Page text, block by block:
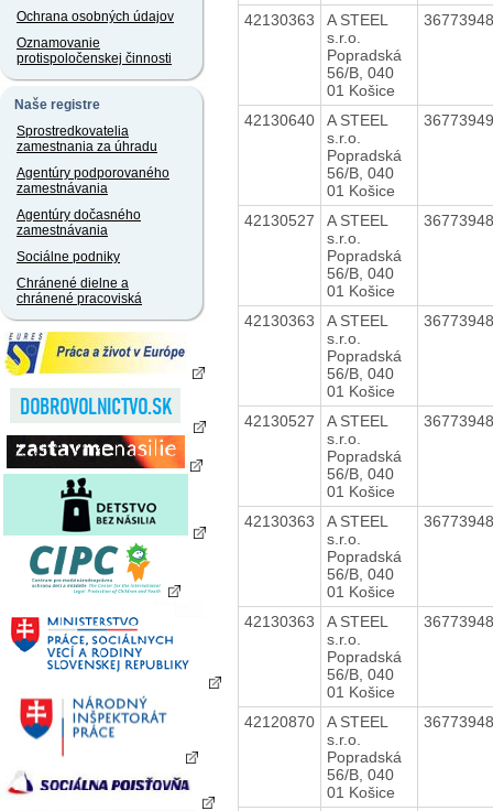
Ochrana osobných údajov
Oznamovanie
protispoločenskej činnosti
Naše registre
Sprostredkovatelia
zamestnania za úhradu
Agentúry podporovaného
zamestnávania
Agentúry dočasného
zamestnávania
Sociálne podniky
Chránené dielne a
chránené pracoviská
42130363
A STEEL
s.r.o.
Popradská
56/B, 040
01 Košice
42130640
A STEEL
s.r.o.
Popradská
56/B, 040
01 Košice
42130527
A STEEL
s.r.o.
Popradská
56/B, 040
01 Košice
42130363
A STEEL
s.r.o.
Popradská
56/B, 040
01 Košice
42130527
A STEEL
s.r.o.
Popradská
56/B, 040
01 Košice
42130363
A STEEL
s.r.o.
Popradská
56/B, 040
01 Košice
42130363
A STEEL
s.r.o.
Popradská
56/B, 040
01 Košice
42120870
A STEEL
s.r.o.
Popradská
56/B, 040
01 Košice